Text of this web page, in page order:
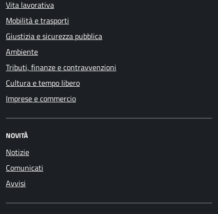
Vita lavorativa
Mobilità e trasporti
Giustizia e sicurezza pubblica
Ambiente
Tributi, finanze e contravvenzioni
Cultura e tempo libero
Imprese e commercio
NOVITÀ
Notizie
Comunicati
Avvisi